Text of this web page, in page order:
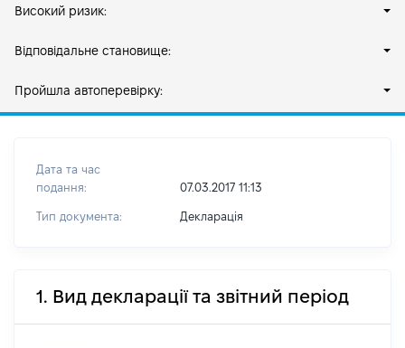
Високий ризик:
Відповідальне становище:
Пройшла автоперевірку:
Дата та час
подання:
07.03.2017 11:13
Тип документа: Декларація
1. Вид декларації та звітний період